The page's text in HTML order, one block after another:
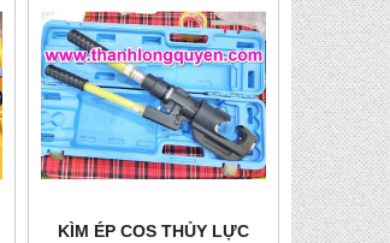
KÌM ÉP COS THỦY LỰC